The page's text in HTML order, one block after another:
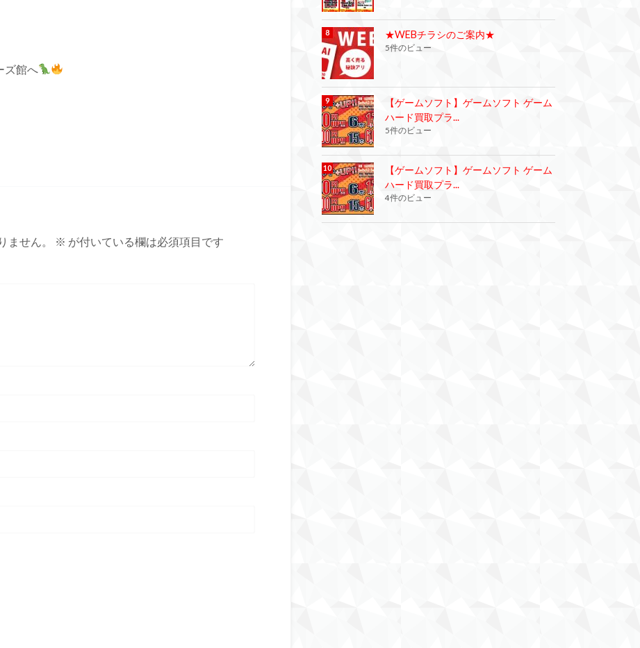
ズ館へ
ません。 ※ が付いている欄は必須項目です
★WEBチラシのご案内★
5件のビュー
【ゲームソフト】ゲームソフト ゲーム
ハード買取プラ...
5件のビュー
【ゲームソフト】ゲームソフト ゲーム
ハード買取プラ...
4件のビュー